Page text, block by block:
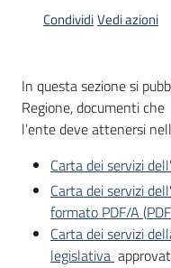
CondividiVedi azioni
In questa sezione si
Regione, documenti
l’ente deve attenersi
Carta dei servizi
Carta dei servizi
formato PDF/A (PDF
Carta dei servizi
legislativa